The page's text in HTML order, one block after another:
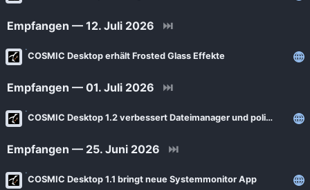
Favoriten (0)
Meine Labels
Blogs
AdminForge
BITblokes
CANOX.NET
ComputerBase
FSFE News
Empfangen — 12. Juli 2026 ⏭
COSMIC Desktop erhält Frosted Glass Effekte
Empfangen — 01. Juli 2026 ⏭
COSMIC Desktop 1.2 verbessert Dateimanager und poliert den Desktop
Empfangen — 25. Juni 2026 ⏭
COSMIC Desktop 1.1 bringt neue Systemmonitor App